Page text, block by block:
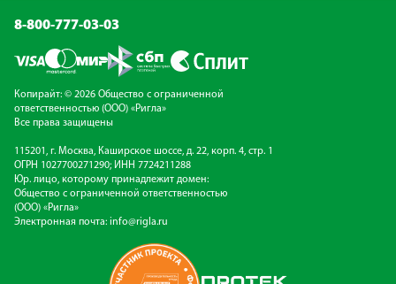
8-800-777-03-03
Копирайт: © 2026 Общество с ограниченной
ответственностью (ООО) «Ригла»
Все права защищены
115201, г. Москва, Каширское шоссе, д. 22, корп. 4, стр. 1
ОГРН 1027700271290; ИНН 7724211288
Юр. лицо, которому принадлежит домен:
Общество с ограниченной ответственностью
(ООО) «Ригла»
Электронная почта: info@rigla.ru